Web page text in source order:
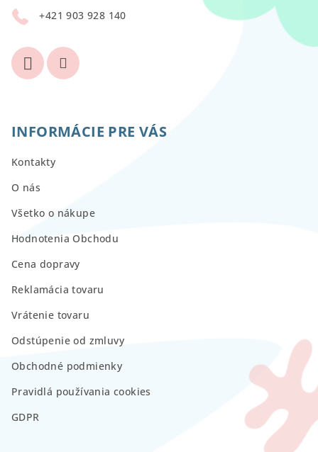
+421 903 928 140
INFORMÁCIE PRE VÁS
Kontakty
O nás
Všetko o nákupe
Hodnotenia Obchodu
Cena dopravy
Reklamácia tovaru
Vrátenie tovaru
Odstúpenie od zmluvy
Obchodné podmienky
Pravidlá používania cookies
GDPR